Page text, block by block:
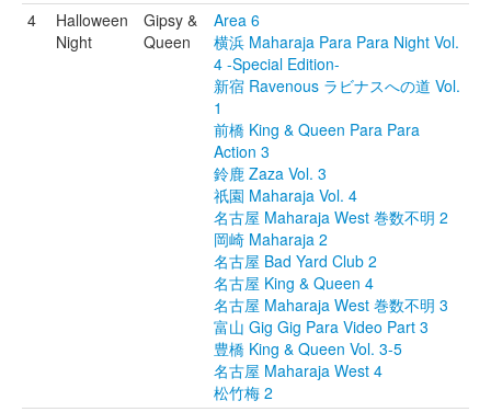
4
Halloween
Night
Gipsy &
Queen
Area 6
横浜 Maharaja Para Para Night Vol.
4 -Special Edition-
新宿 Ravenous ラビナスへの道 Vol.
1
前橋 King & Queen Para Para
Action 3
鈴鹿 Zaza Vol. 3
祇園 Maharaja Vol. 4
名古屋 Maharaja West 巻数不明 2
岡崎 Maharaja 2
名古屋 Bad Yard Club 2
名古屋 King & Queen 4
名古屋 Maharaja West 巻数不明 3
富山 Gig Gig Para Video Part 3
豊橋 King & Queen Vol. 3-5
名古屋 Maharaja West 4
松竹梅 2